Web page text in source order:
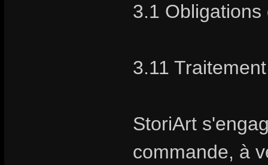
3.1
3.11
StoriArt
commande, à